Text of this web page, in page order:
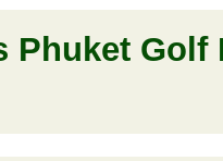
Phuket Golf